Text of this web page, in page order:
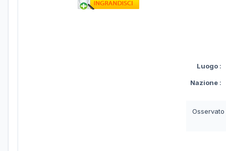
Luogo :
Nazione :